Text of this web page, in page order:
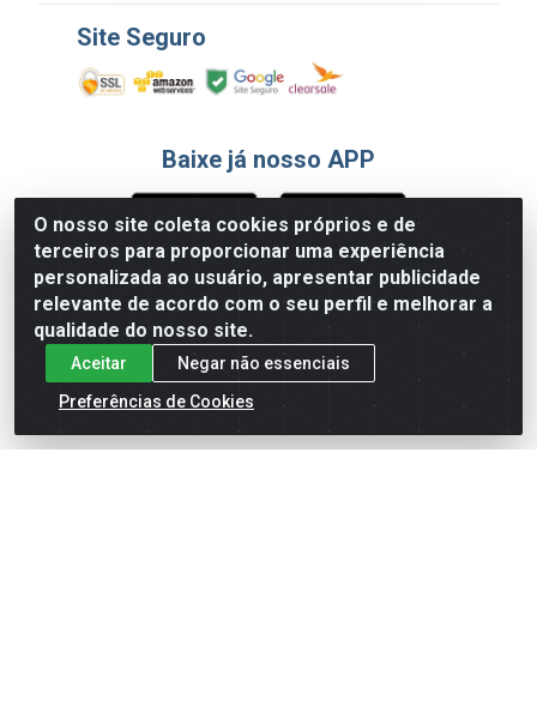
O nosso site coleta cookies próprios e de
terceiros para proporcionar uma experiência
personalizada ao usuário, apresentar publicidade
relevante de acordo com o seu perfil e melhorar a
qualidade do nosso site.
Aceitar
Negar não essenciais
Preferências de Cookies
Site Seguro
Baixe já nosso APP
Formas de Pagamento